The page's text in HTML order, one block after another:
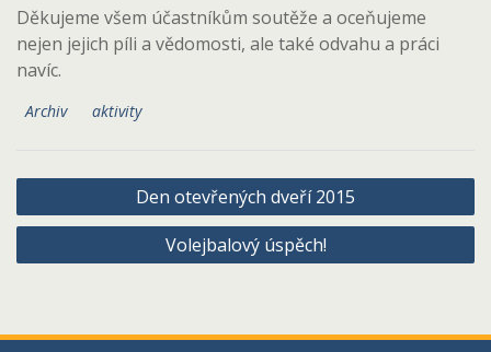
Děkujeme všem účastníkům soutěže a oceňujeme
nejen jejich píli a vědomosti, ale také odvahu a práci
navíc.
Archiv aktivity
Navigace
pro
Den otevřených dveří 2015
Volejbalový úspěch!